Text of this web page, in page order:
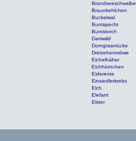
Brandseeschwalbe
Braunkehlchen
Buckelwal
Buntspecht
Buntstorch
Damwild
Dorngrasmücke
Dreizehenmöwe
Eichelhäher
Eichhörnchen
Eiderente
Einsiedlerkrebs
Elch
Elefant
Elster